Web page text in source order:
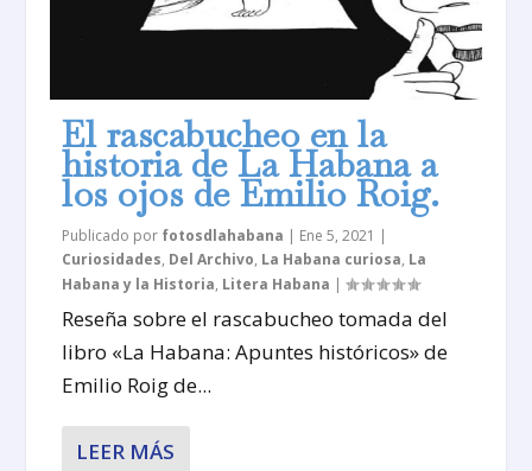
El rascabucheo en la
historia de La Habana a
los ojos de Emilio Roig.
Publicado por fotosdlahabana | Ene 5, 2021 |
Curiosidades, Del Archivo, La Habana curiosa, La
Habana y la Historia, Litera Habana |
Reseña sobre el rascabucheo tomada del
libro «La Habana: Apuntes históricos» de
Emilio Roig de...
LEER MÁS